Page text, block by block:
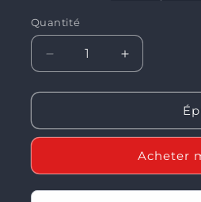
Quantité
Réduire
la
quantité
Mysterium
Augmenter
la
quantité
Mysterium
Acheter